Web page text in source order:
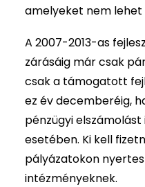
amelyeket nem lehet
A 2007-2013-as
zárásáig már csak
csak a támogatott
ez év decemberéig,
pénzügyi
esetében. Ki kell
pályázatokon
intézményeknek.